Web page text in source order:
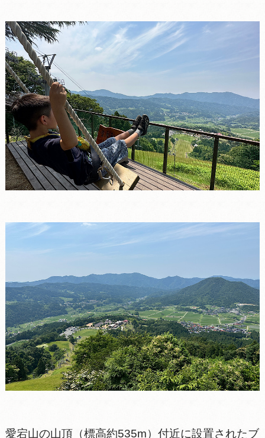
愛宕山の山頂（標高約535m）付近に設置されたブ